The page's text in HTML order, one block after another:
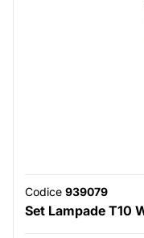
Codice 939079
Set Lampade T10